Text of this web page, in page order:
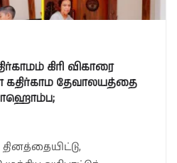
கிரி விகாரை
கதிர்காம தேவாலயத்தை
கொஹொம்ப;